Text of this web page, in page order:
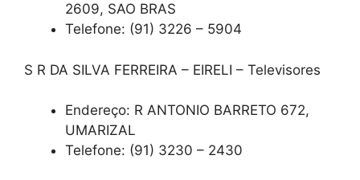
2609, SAO BRAS
Telefone: (91) 3226 – 5904
S R DA SILVA FERREIRA – EIRELI – Televisores
Endereço: R ANTONIO BARRETO 672,
UMARIZAL
Telefone: (91) 3230 – 2430